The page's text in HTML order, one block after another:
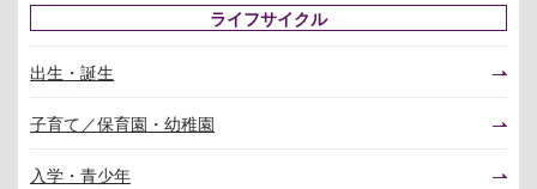
ライフサイクル
出生・誕生
子育て／保育園・幼稚園
入学・青少年